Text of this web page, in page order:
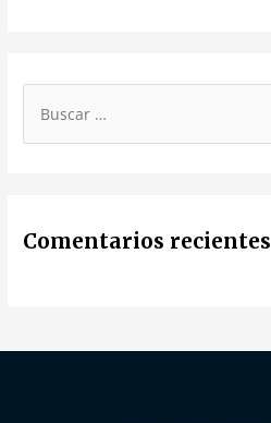
Comentarios recientes